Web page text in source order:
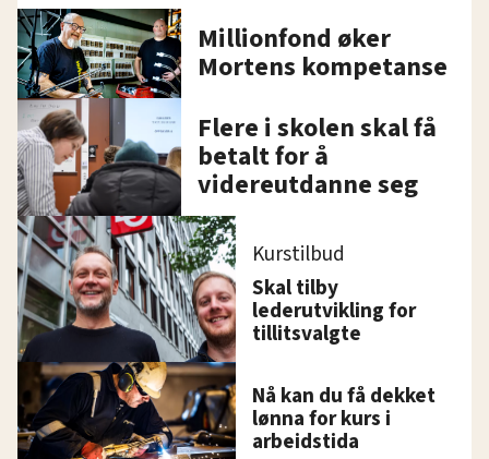
Millionfond øker
Mortens kompetanse
Flere i skolen skal få
betalt for å
videreutdanne seg
Kurstilbud
Skal tilby
lederutvikling for
tillitsvalgte
Nå kan du få dekket
lønna for kurs i
arbeidstida